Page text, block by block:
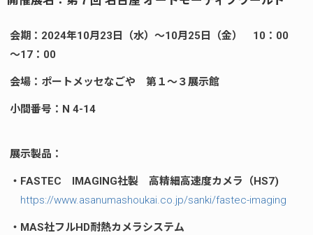
会期：2024年10月23日（水）～10月25日（金） 10：00
～17：00
会場：ポートメッセなごや 第１～３展示館
小間番号：N 4-14
展示製品：
・FASTEC IMAGING社製 高精細高速度カメラ（HS7)
https://www.asanumashoukai.co.jp/sanki/fastec-imaging
・MAS社フルHD耐熱カメラシステム